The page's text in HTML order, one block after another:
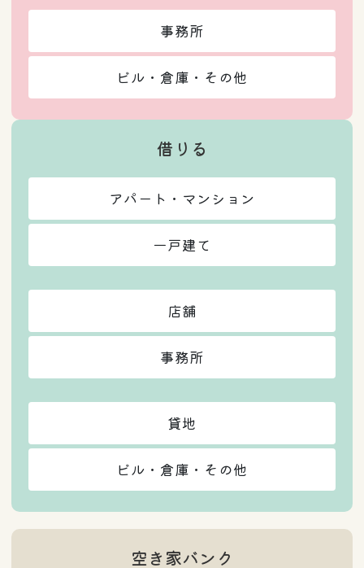
事務所
ビル・倉庫・その他
借りる
アパート・マンション
一戸建て
店舗
事務所
貸地
ビル・倉庫・その他
空き家バンク